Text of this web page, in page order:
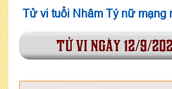
Tử vi tuổi Nhâm Tý nữ mạng
tử vi ngày 12/9/